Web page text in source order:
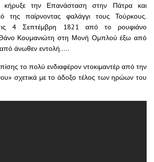
κήρυξε την Επανάσταση στην Πάτρα και
της παίρνοντας φαλάγγι τους Τούρκους.
4 Σεπτέμβρη 1821 από το ρουφιάνο
Κουμανιώτη στη Μονή Ομπλού έξω από
άνωθεν εντολή…..
το πολύ ενδιαφέρον ντοκιμαντέρ από την
σχετικά με το άδοξο τέλος των ηρώων του